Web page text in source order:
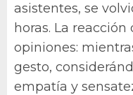
asistentes, se
horas. La
opiniones:
gesto,
empatía y